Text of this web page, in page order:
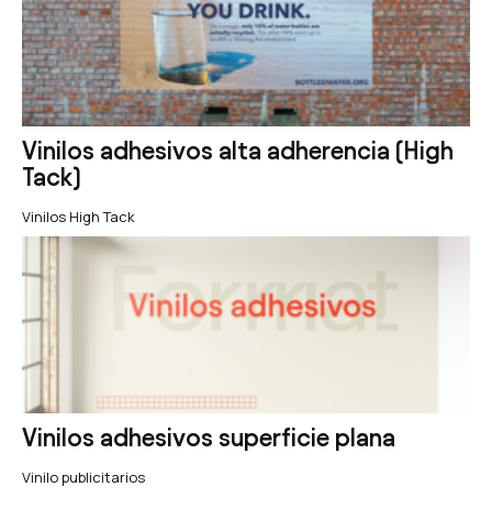
Vinilos adhesivos alta adherencia (High
Tack)
Vinilos High Tack
Vinilos adhesivos superficie plana
Vinilo publicitarios